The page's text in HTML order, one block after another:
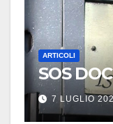
ARTICOLI
SOS
7 LUGLIO